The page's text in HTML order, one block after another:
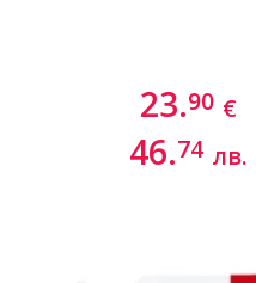
23.90 €
46.74 лв.